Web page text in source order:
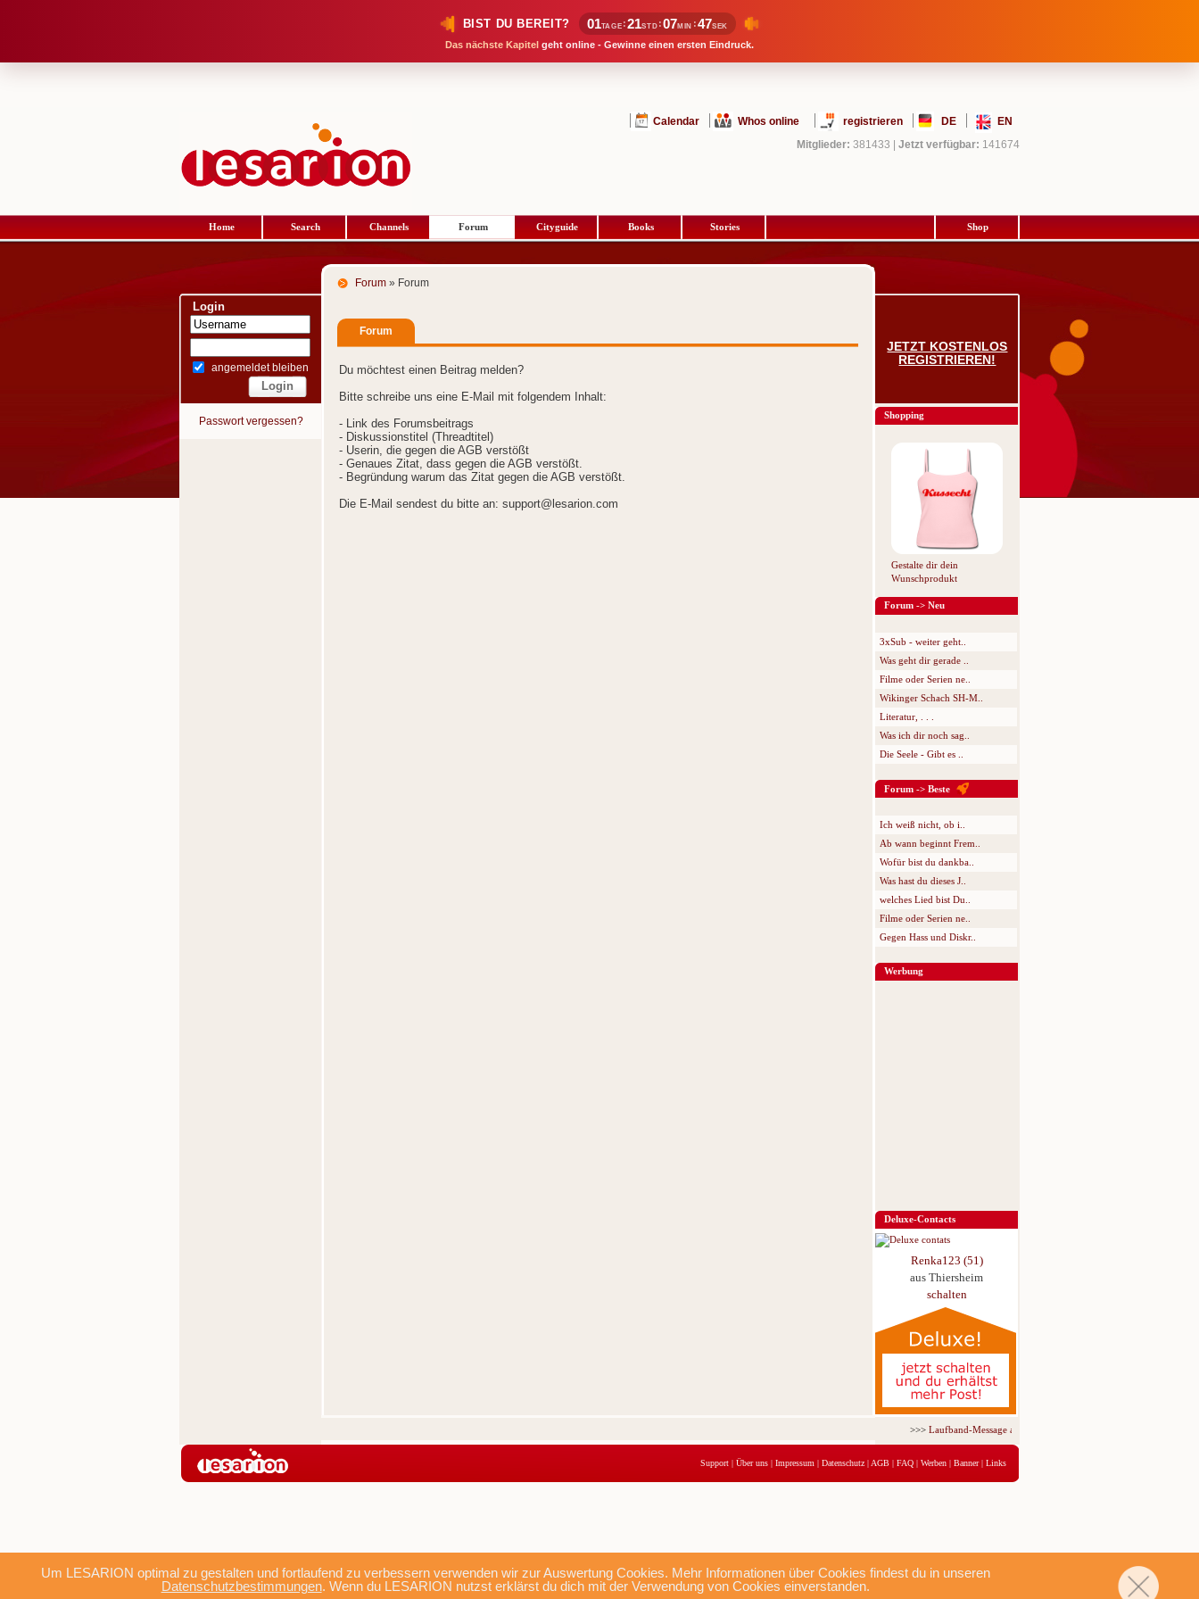
BIST DU BEREIT? 01TAGE :21STD :07MIN :47SEK
Das nächste Kapitel geht online - Gewinne einen ersten Eindruck.
Um LESARION optimal zu gestalten und fortlaufend zu verbessern verwenden wir zur Auswertung Cookies. Mehr Informationen über Cookies findest du in unseren
Datenschutzbestimmungen. Wenn du LESARION nutzst erklärst du dich mit der Verwendung von Cookies einverstanden.
Calendar Whos online registrieren DE
EN
Mitglieder: 381433 Jetzt verfügbar: 141674
Home Search Channels Forum Cityguide Books Stories Shop
Login
angemeldet bleiben
Passwort vergessen?
Forum » Forum
Forum
Du möchtest einen Beitrag melden?
Bitte schreibe uns eine E-Mail mit folgendem Inhalt:
- Link des Forumsbeitrags
- Diskussionstitel (Threadtitel)
- Userin, die gegen die AGB verstößt
- Genaues Zitat, dass gegen die AGB verstößt.
- Begründung warum das Zitat gegen die AGB verstößt.
Die E-Mail sendest du bitte an: support@lesarion.com
JETZT KOSTENLOS
REGISTRIEREN!
Shopping
Gestalte dir dein
Wunschprodukt
Forum -> Neu
3xSub - weiter geht..
Was geht dir gerade ..
Filme oder Serien ne..
Wikinger Schach SH-M..
Literatur, . . .
Was ich dir noch sag..
Die Seele - Gibt es ..
Forum -> Beste
Ich weiß nicht, ob i..
Ab wann beginnt Frem..
Wofür bist du dankba..
Was hast du dieses J..
welches Lied bist Du..
Filme oder Serien ne..
Gegen Hass und Diskr..
Werbung
Deluxe-Contacts
Renka123 (51)
aus Thiersheim
schalten
>>>Laufband-Message ab nur 5,95 € für 3 Tage!
Support | Über uns | Impressum | Datenschutz | AGB | FAQ | Werben | Banner| Links